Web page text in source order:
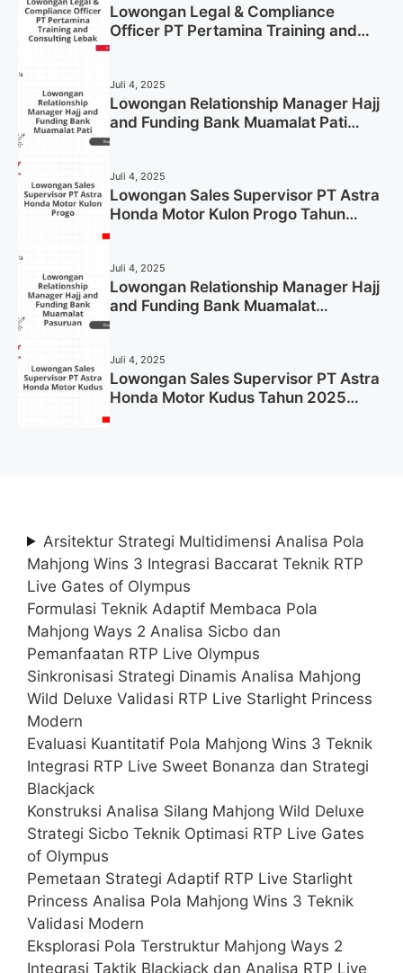
Lowongan Legal & Compliance
Officer PT Pertamina Training and
Juli 4, 2025
Lowongan Relationship Manager Hajj
and Funding Bank Muamalat Pati
Juli 4, 2025
Lowongan Sales Supervisor PT Astra
Honda Motor Kulon Progo Tahun
Juli 4, 2025
Lowongan Relationship Manager Hajj
and Funding Bank Muamalat
Juli 4, 2025
Lowongan Sales Supervisor PT Astra
Honda Motor Kudus Tahun 2025
Arsitektur Strategi Multidimensi Analisa Pola
Mahjong Wins 3 Integrasi Baccarat Teknik RTP
Live Gates of Olympus
Formulasi Teknik Adaptif Membaca Pola
Mahjong Ways 2 Analisa Sicbo dan
Pemanfaatan RTP Live Olympus
Sinkronisasi Strategi Dinamis Analisa Mahjong
Wild Deluxe Validasi RTP Live Starlight Princess
Modern
Evaluasi Kuantitatif Pola Mahjong Wins 3 Teknik
Integrasi RTP Live Sweet Bonanza dan Strategi
Blackjack
Konstruksi Analisa Silang Mahjong Wild Deluxe
Strategi Sicbo Teknik Optimasi RTP Live Gates
of Olympus
Pemetaan Strategi Adaptif RTP Live Starlight
Princess Analisa Pola Mahjong Wins 3 Teknik
Validasi Modern
Eksplorasi Pola Terstruktur Mahjong Ways 2
Integrasi Taktik Blackjack dan Analisa RTP Live